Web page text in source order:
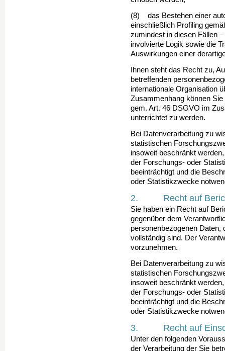
(8) das Bestehen einer
einschließlich Profiling
zumindest in diesen Fällen
involvierte Logik sowie die
Auswirkungen einer
Ihnen steht das Recht zu,
betreffenden
internationale Organisation
Zusammenhang können
gem. Art. 46 DSGVO im
unterrichtet zu werden.
Bei Datenverarbeitung zu
statistischen
insoweit beschränkt
der Forschungs- oder
beein­trächtigt und die
oder Statistikzwecke
2. Recht auf
Sie haben ein Recht auf
gegenüber dem
personenbezogenen
vollständig sind. Der
vorzunehmen.
Bei Datenverarbeitung zu
statistischen
insoweit beschränkt
der Forschungs- oder
beein­trächtigt und die
oder Statistikzwecke
3. Recht auf
Unter den folgenden
der Verarbeitung der Sie